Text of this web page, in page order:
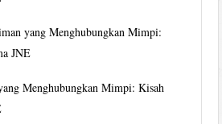
yang Menghubungkan Mimpi:
JNE
Menghubungkan Mimpi: Kisah